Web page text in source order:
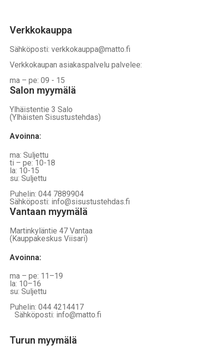
Verkkokauppa
Sähköposti: verkkokauppa@matto.fi
Verkkokaupan asiakaspalvelu palvelee:
ma – pe: 09 - 15
Salon myymälä
Ylhäistentie 3 Salo
(Ylhäisten Sisustustehdas)
Avoinna:
ma: Suljettu
ti – pe: 10-18
la: 10-15
su: Suljettu
Puhelin: 044 7889904
Sähköposti: info@sisustustehdas.fi
Vantaan myymälä
Martinkyläntie 47 Vantaa
(Kauppakeskus Viisari)
Avoinna:
ma – pe: 11–19
la: 10–16
su: Suljettu
Puhelin: 044 4214417
Sähköposti: info@matto.fi
Turun myymälä